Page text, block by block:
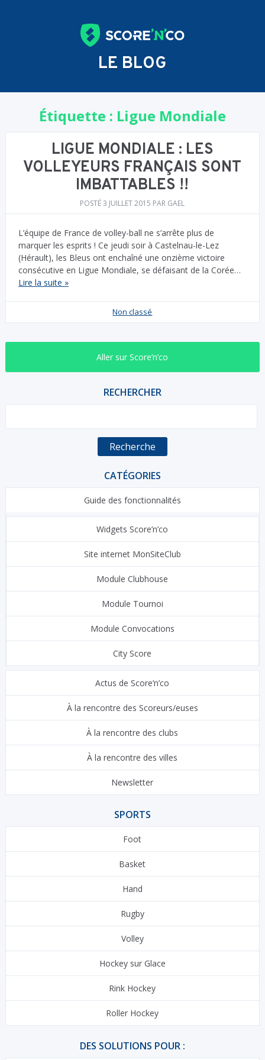
LE BLOG
Étiquette : Ligue Mondiale
LIGUE MONDIALE : LES
VOLLEYEURS FRANÇAIS SONT
IMBATTABLES !!
POSTÉ3 JUILLET 2015 PAR GAEL
L’équipe de France de volley-ball ne s’arrête plus de
marquer les esprits ! Ce jeudi soir à Castelnau-le-Lez
(Hérault), les Bleus ont enchaîné une onzième victoire
consécutive en Ligue Mondiale, se défaisant de la Corée…
Lire la suite »
Non classé
Aller sur Score’n’co
RECHERCHER
Recherche
CATÉGORIES
Guide des fonctionnalités
Widgets Score’n’co
Site internet MonSiteClub
Module Clubhouse
Module Tournoi
Module Convocations
City Score
Actus de Score’n’co
À la rencontre des Scoreurs/euses
À la rencontre des clubs
À la rencontre des villes
Newsletter
SPORTS
Foot
Basket
Hand
Rugby
Volley
Hockey sur Glace
Rink Hockey
Roller Hockey
DES SOLUTIONS POUR :